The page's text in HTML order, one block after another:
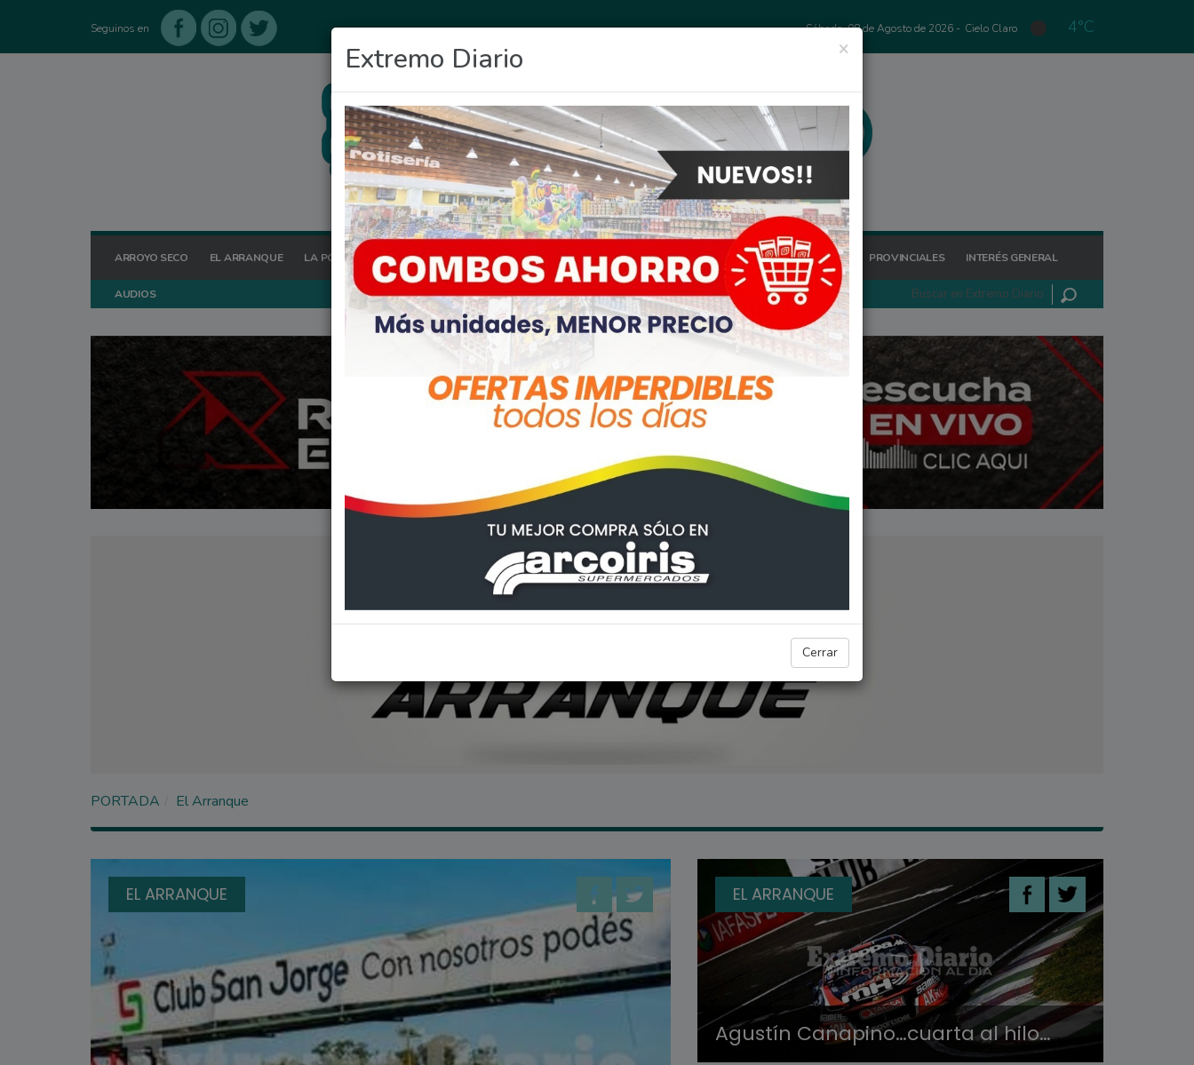
Seguinos en Sábado, 08 de Agosto de 2026 - Cielo Claro 4°C
ARROYO SECO EL ARRANQUE LA POSTA HOY OCIO DEPORTES FIGHIERA GENERAL LAGOS POLICIALES REGIONALES PROVINCIALES INTERÉS GENERAL
AUDIOS
×
Extremo Diario
Cerrar
PORTADA El Arranque
EL ARRANQUE EL ARRANQUE
Agustín Canapino…cuarta al hilo…